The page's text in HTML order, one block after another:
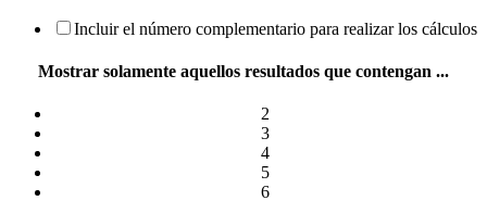
Incluir el número complementario para realizar los cálculos
Mostrar solamente aquellos resultados que contengan ...
2
3
4
5
6